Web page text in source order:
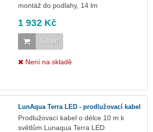
montáž do podlahy, 14 lm
1 932 Kč
Koupit
Není na skladě
LunAqua Terra LED - prodlužovací kabel
Prodlužovací kabel o délce 10 m k
světlům Lunaqua Terra LED